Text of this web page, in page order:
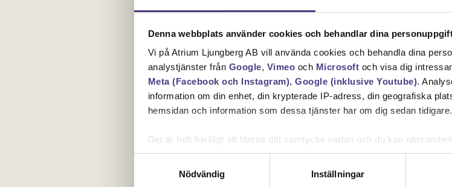
Denna webbplats använder cookies och behandlar dina
Vi på Atrium Ljungberg AB vill använda cookies och behandla dina
analystjänster från Google, Vimeo och Microsoft och visa dig
Meta (Facebook och Instagram), Google (inklusive Youtube).
information om din enhet, din krypterade IP-adress, din geografiska
hemsidan och information som dessa tjänster har om dig sedan tidigare.
Det är helt frivilligt att lämna ditt samtycke nedan och du kan
kontrollera vilka cookies vi får använda genom att anpassa
Nödvändig
Inställningar